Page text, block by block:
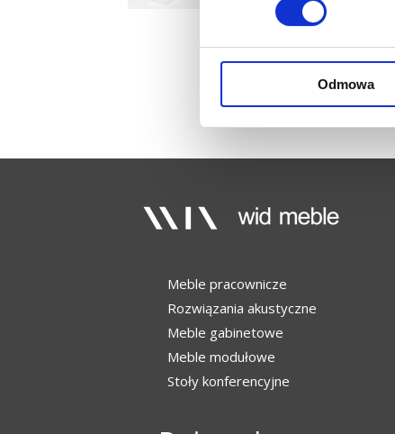
Odmowa
Meble pracownicze
Rozwiązania akustyczne
Meble gabinetowe
Meble modułowe
Stoły konferencyjne